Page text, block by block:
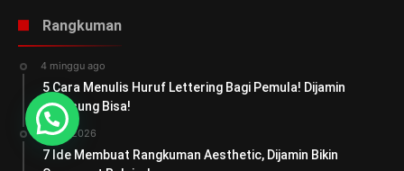
Rangkuman
4 minggu ago
5 Cara Menulis Huruf Lettering Bagi Pemula! Dijamin
Langsung Bisa!
Juli 8, 2026
7 Ide Membuat Rangkuman Aesthetic, Dijamin Bikin